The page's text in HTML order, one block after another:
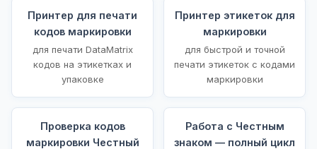
Принтер для печати
кодов маркировки
для печати DataMatrix
кодов на этикетках и
упаковке
Принтер этикеток для
маркировки
для быстрой и точной
печати этикеток с кодами
маркировки
Проверка кодов
маркировки Честный
Работа с Честным
знаком — полный цикл